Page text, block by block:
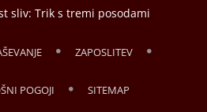
sliv: Trik s tremi posodami
ZAPOSLITEV
POGOJI SITEMAP